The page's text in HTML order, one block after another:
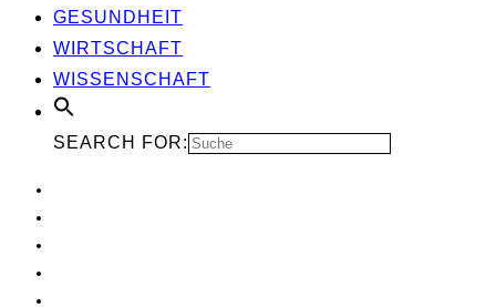
GESUND­HEIT
WIRT­SCHAFT
WIS­SEN­SCHAFT
SEARCH FOR: